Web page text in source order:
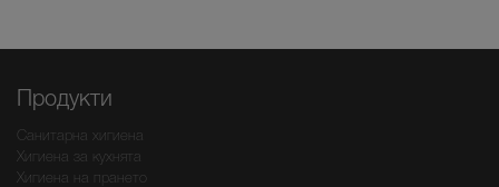
Продукти
Санитарна хигиена
Хигиена за кухнята
Хигиена на прането